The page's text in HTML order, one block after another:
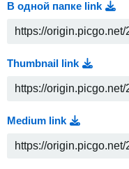
В одной папке link
Thumbnail link
Medium link